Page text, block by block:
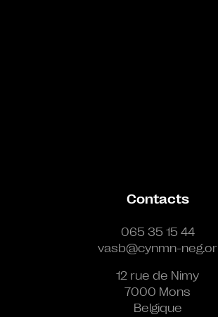
Contacts
065 35 15 44
vasb@cynmn-neg.or
12 rue de Nimy
7000 Mons
Belgique